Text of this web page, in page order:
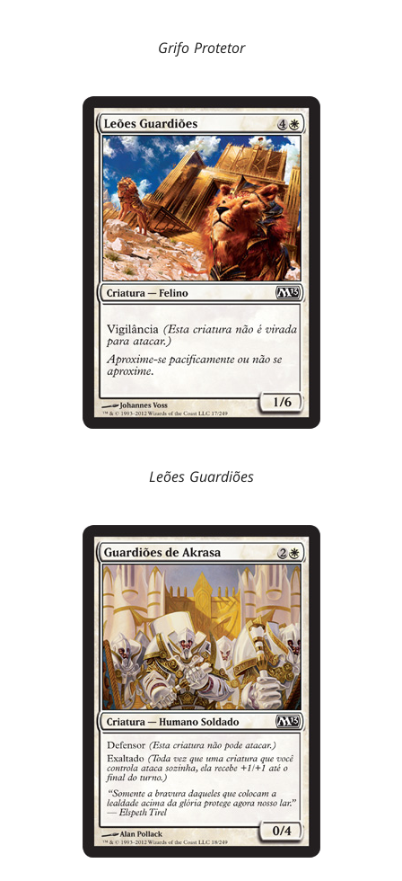
Grifo Protetor
Leões Guardiões